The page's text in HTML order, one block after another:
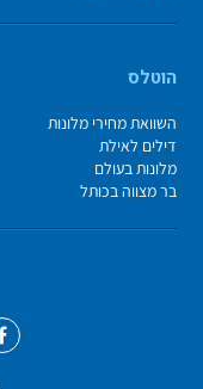
הוטלס
השוואת מחירי מלונות
דילים לאילת
מלונות בעולם
בר מצווה בכותל